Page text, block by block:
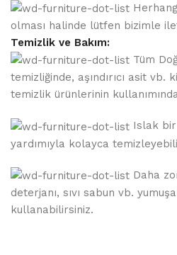
olması halinde lütfen bizimle
Temizlik ve Bakım:
Tüm
temizliğinde, aşındırıcı asit vb.
temizlik ürünlerinin
Islak
yardımıyla kolayca
Daha
deterjanı, sıvı sabun vb.
kullanabilirsiniz.